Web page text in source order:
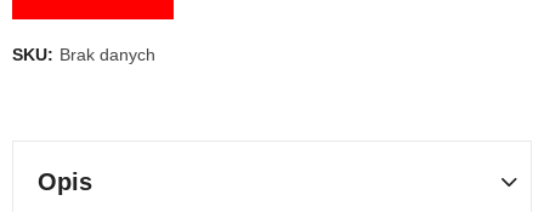
SKU: Brak danych
Opis